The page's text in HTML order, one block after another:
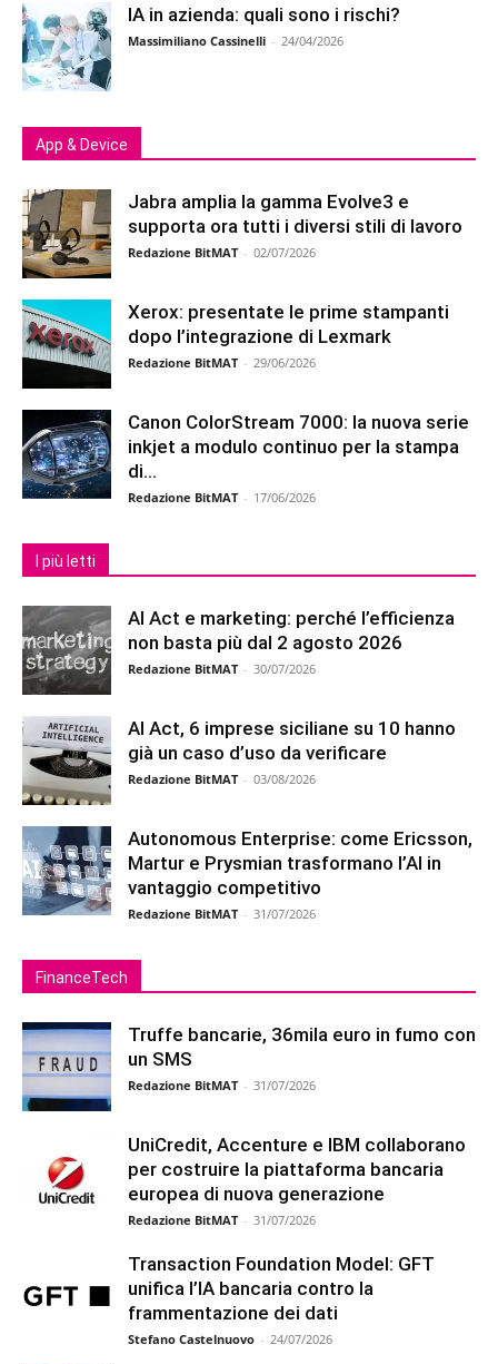
IA in azienda: quali sono i rischi?
Massimiliano Cassinelli - 24/04/2026
App & Device
Jabra amplia la gamma Evolve3 e
supporta ora tutti i diversi stili di lavoro
Redazione BitMAT - 02/07/2026
Xerox: presentate le prime stampanti
dopo l’integrazione di Lexmark
Redazione BitMAT - 29/06/2026
Canon ColorStream 7000: la nuova serie
inkjet a modulo continuo per la stampa
di...
Redazione BitMAT - 17/06/2026
I più letti
AI Act e marketing: perché l’efficienza
non basta più dal 2 agosto 2026
Redazione BitMAT - 30/07/2026
AI Act, 6 imprese siciliane su 10 hanno
già un caso d’uso da verificare
Redazione BitMAT - 03/08/2026
Autonomous Enterprise: come Ericsson,
Martur e Prysmian trasformano l’AI in
vantaggio competitivo
Redazione BitMAT - 31/07/2026
FinanceTech
Truffe bancarie, 36mila euro in fumo con
un SMS
Redazione BitMAT - 31/07/2026
UniCredit, Accenture e IBM collaborano
per costruire la piattaforma bancaria
europea di nuova generazione
Redazione BitMAT - 31/07/2026
Transaction Foundation Model: GFT
unifica l’IA bancaria contro la
frammentazione dei dati
Stefano Castelnuovo - 24/07/2026